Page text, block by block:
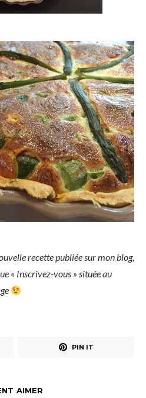
recette publiée sur mon blog,
« Inscrivez-vous » située au
PIN IT
AIMER